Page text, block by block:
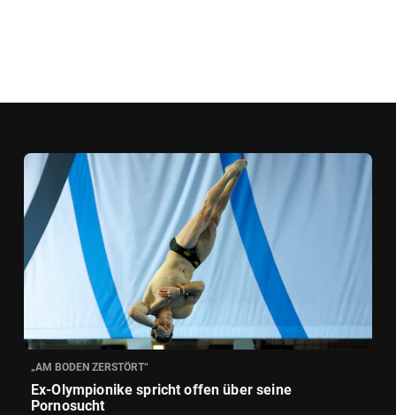
„AM BODEN ZERSTÖRT“
Ex-Olympionike spricht offen über seine
Pornosucht